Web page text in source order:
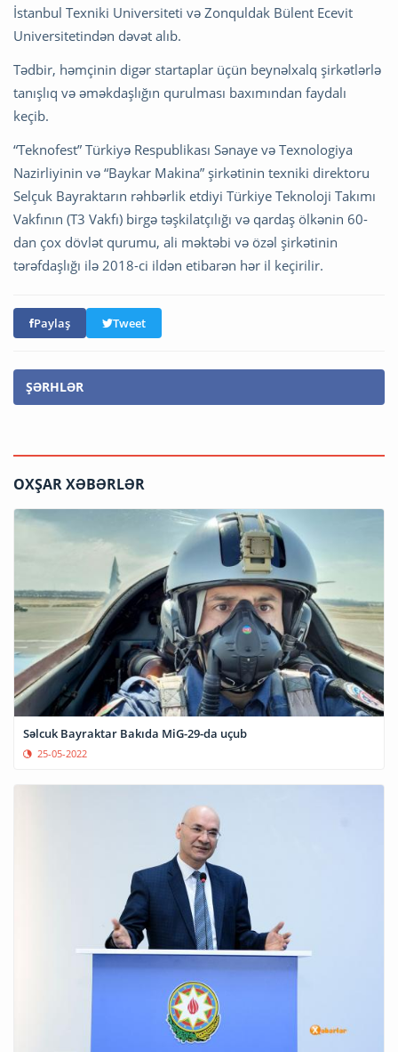
İstanbul Texniki Universiteti və Zonquldak Bülent Ecevit
Universitetindən dəvət alıb.
Tədbir, həmçinin digər startaplar üçün beynəlxalq şirkətlərlə
tanışlıq və əməkdaşlığın qurulması baxımından faydalı
keçib.
“Teknofest” Türkiyə Respublikası Sənaye və Texnologiya
Nazirliyinin və “Baykar Makina” şirkətinin texniki direktoru
Selçuk Bayraktarın rəhbərlik etdiyi Türkiye Teknoloji Takımı
Vakfının (T3 Vakfı) birgə təşkilatçılığı və qardaş ölkənin 60-
dan çox dövlət qurumu, ali məktəbi və özəl şirkətinin
tərəfdaşlığı ilə 2018-ci ildən etibarən hər il keçirilir.
Paylaş Tweet
ŞƏRHLƏR
OXŞAR XƏBƏRLƏR
Səlcuk Bayraktar Bakıda MiG-29-da uçub
25-05-2022